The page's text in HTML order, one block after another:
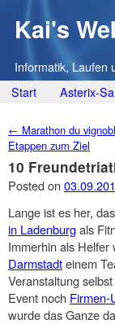
Kai's
Informatik, Laufen
Main menu
Skip
content
Start Asterix-
Post navigation
← Marathon du
Etappen zum Ziel
10
Posted on
Lange ist es her,
in Ladenburgals
Immerhin als
Darmstadteinem
Veranstaltung
Event noch Firmen-
wurde das Ganze